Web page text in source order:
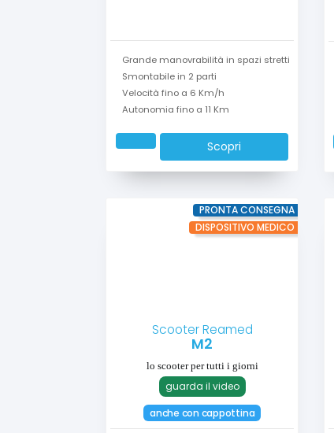
Grande manovrabilità in spazi stretti
Smontabile in 2 parti
Velocità fino a 6 Km/h
Autonomia fino a 11 Km
Scopri
PRONTA CONSEGNA
DISPOSITIVO MEDICO
Scooter Reamed
M2
lo scooter per tutti i giorni
guarda il video
anche con cappottina